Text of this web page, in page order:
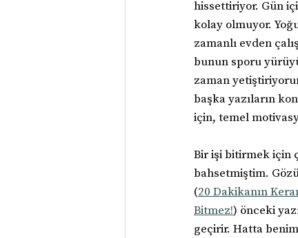
hissettiriyor. Gün
kolay olmuyor.
zamanlı evden
bunun sporu
zaman
başka yazıların
için, temel
Bir işi bitirmek için
bahsetmiştim.
(20 Dakikanın
Bitmez!) önceki
geçirir. Hatta